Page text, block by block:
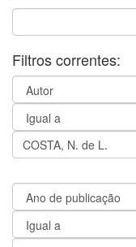
Filtros correntes: